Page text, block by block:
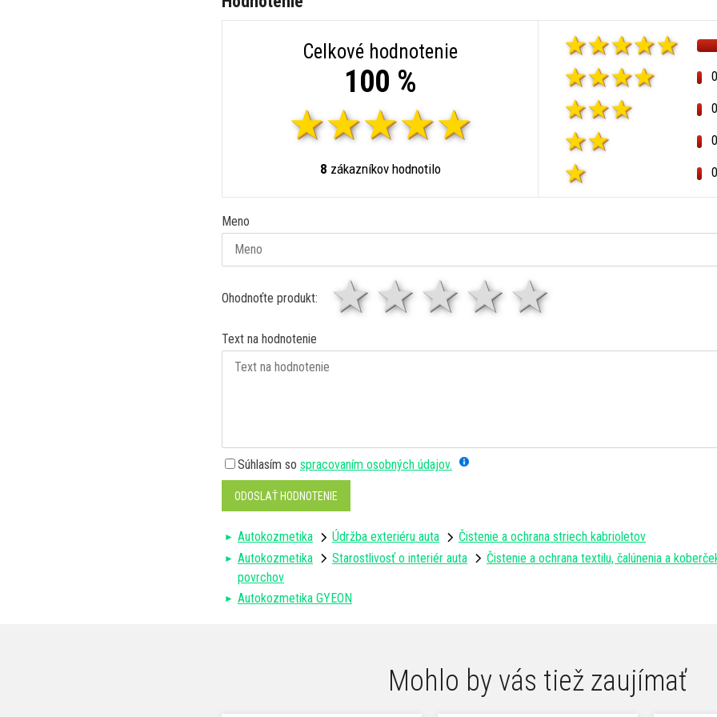
Celkové hodnotenie
100 %
8 zákazníkov hodnotilo
Meno
Ohodnoťte produkt: 4 hviezdy
3 hviezdy
2 hviezdy
1 hviezda
Text na hodnotenie
Súhlasím so spracovaním osobných údajov.
ODOSLAŤ HODNOTENIE
Autokozmetika Údržba exteriéru auta
Čistenie a ochrana striech kabrioletov
Autokozmetika
Starostlivosť o interiér auta Čistenie a ochrana textilu, čalúnenia a
povrchov
Autokozmetika GYEON
Mohlo by vás tiež zaujímať